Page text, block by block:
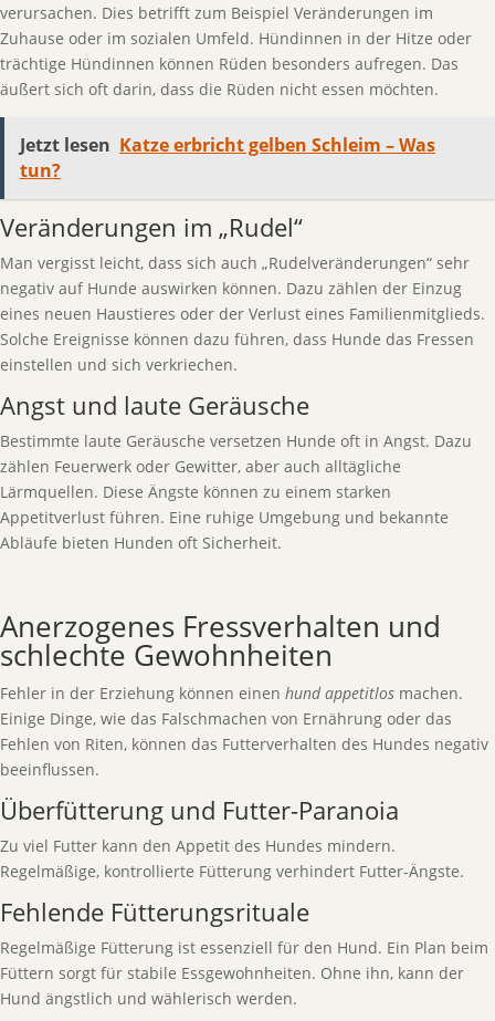
verursachen. Dies betrifft zum Beispiel Veränderungen im
Zuhause oder im sozialen Umfeld. Hündinnen in der Hitze oder
trächtige Hündinnen können Rüden besonders aufregen. Das
äußert sich oft darin, dass die Rüden nicht essen möchten.
Jetzt lesen Katze erbricht gelben Schleim – Was
tun?
Veränderungen im „Rudel“
Man vergisst leicht, dass sich auch „Rudelveränderungen“ sehr
negativ auf Hunde auswirken können. Dazu zählen der Einzug
eines neuen Haustieres oder der Verlust eines Familienmitglieds.
Solche Ereignisse können dazu führen, dass Hunde das Fressen
einstellen und sich verkriechen.
Angst und laute Geräusche
Bestimmte laute Geräusche versetzen Hunde oft in Angst. Dazu
zählen Feuerwerk oder Gewitter, aber auch alltägliche
Lärmquellen. Diese Ängste können zu einem starken
Appetitverlust führen. Eine ruhige Umgebung und bekannte
Abläufe bieten Hunden oft Sicherheit.
Anerzogenes Fressverhalten und
schlechte Gewohnheiten
Fehler in der Erziehung können einen hund appetitlos machen.
Einige Dinge, wie das Falschmachen von Ernährung oder das
Fehlen von Riten, können das Futterverhalten des Hundes negativ
beeinflussen.
Überfütterung und Futter-Paranoia
Zu viel Futter kann den Appetit des Hundes mindern.
Regelmäßige, kontrollierte Fütterung verhindert Futter-Ängste.
Fehlende Fütterungsrituale
Regelmäßige Fütterung ist essenziell für den Hund. Ein Plan beim
Füttern sorgt für stabile Essgewohnheiten. Ohne ihn, kann der
Hund ängstlich und wählerisch werden.